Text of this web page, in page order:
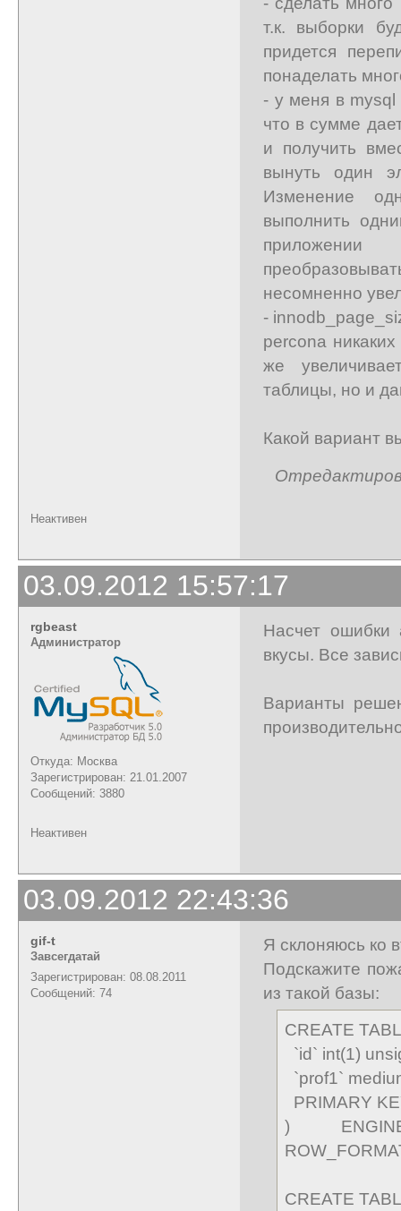
т.к. выборки
придется
понаделать
- у меня в
что в сумме
и получить
вынуть один
Изменение
выполнить
приложении
несомненно
-
percona
же
таблицы, но и
Какой вариант
Неактивен
03.09.2012 15:57:17
rgbeast
Администратор
Откуда: Москва
Зарегистрирован: 21.01.2007
Сообщений: 3880
Насчет ошибки
вкусы. Все
Варианты
Неактивен
03.09.2012 22:43:36
gif-t
Завсегдатай
Зарегистрирован: 08.08.2011
Сообщений: 74
Я склоняюсь ко
Подскажите
из такой базы:
CREATE
`id` int(1)
`prof1`
PRIMARY
)
CREATE